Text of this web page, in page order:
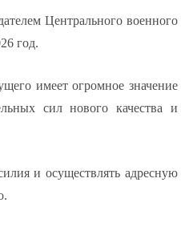
Центрального военного
год.
имеет огромное значение
сил нового качества и
и осуществлять адресную